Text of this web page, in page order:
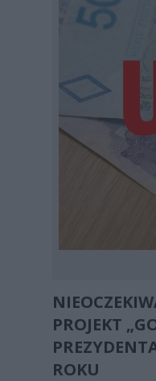
PROJEKT
ROKU